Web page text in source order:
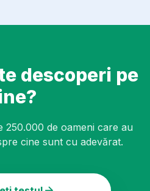
descoperi pe
250.000 de oameni care au
cine sunt cu adevărat.